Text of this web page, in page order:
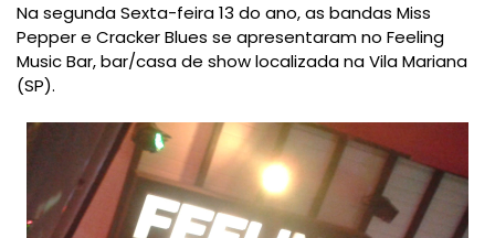
Na segunda Sexta-feira 13 do ano, as bandas Miss
Pepper e Cracker Blues se apresentaram no Feeling
Music Bar, bar/casa de show localizada na Vila Mariana
(SP).